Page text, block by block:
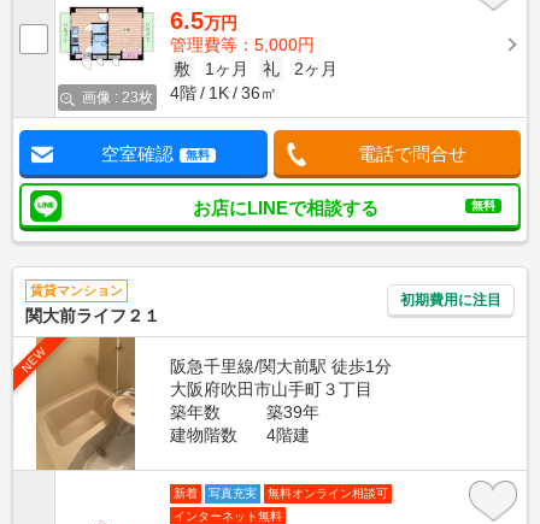
画像 : 23枚
6.5万円
管理費等：5,000円
敷
1ヶ月 礼
2ヶ月
4階
1K 36㎡
空室確認 無料 電話で問合せ
お店にLINEで相談する 無料
賃貸マンション
関大前ライフ２１
初期費用に注目
NEW
阪急千里線/関大前駅 徒歩1分
大阪府吹田市山手町３丁目
築年数
築39年
建物階数
4階建
新着 写真充実
無料オンライン相談可
インターネット無料